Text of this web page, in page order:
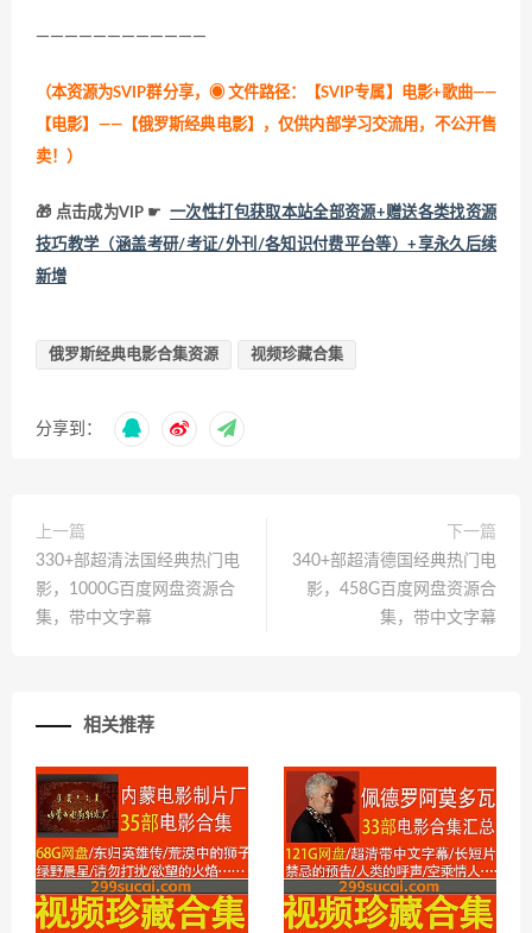
————————————
（本资源为SVIP群分享， ◉ 文件路径：【SVIP专属】电影+歌曲——
【电影】——【俄罗斯经典电影】，仅供内部学习交流用，不公开售
卖！ ）
🎁 点击成为VIP ☛ 一次性打包获取本站全部资源+赠送各类找资源
技巧教学（涵盖考研/考证/外刊/各知识付费平台等）+享永久后续
新增
俄罗斯经典电影合集资源 视频珍藏合集
分享到：
上一篇
330+部超清法国经典热门电
影，1000G百度网盘资源合
集，带中文字幕
下一篇
340+部超清德国经典热门电
影，458G百度网盘资源合
集，带中文字幕
相关推荐